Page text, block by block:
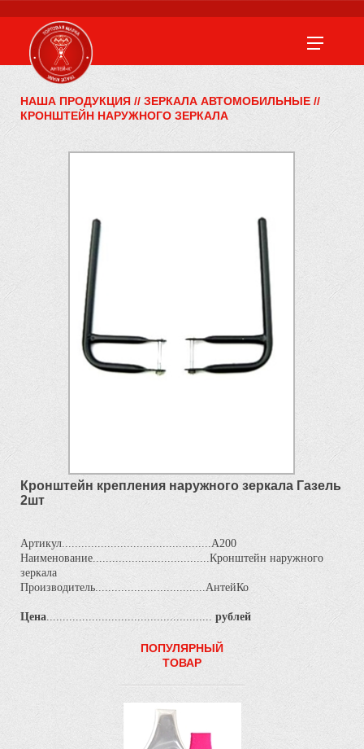
НАША ПРОДУКЦИЯ // ЗЕРКАЛА АВТОМОБИЛЬНЫЕ //
КРОНШТЕЙН НАРУЖНОГО ЗЕРКАЛА
Кронштейн крепления наружного зеркала Газель
2шт
Артикул..............................................А200
Наименование....................................Кронштейн наружного
зеркала
Производитель..................................АнтейКо
Цена ................................................... рублей
ПОПУЛЯРНЫЙ
ТОВАР